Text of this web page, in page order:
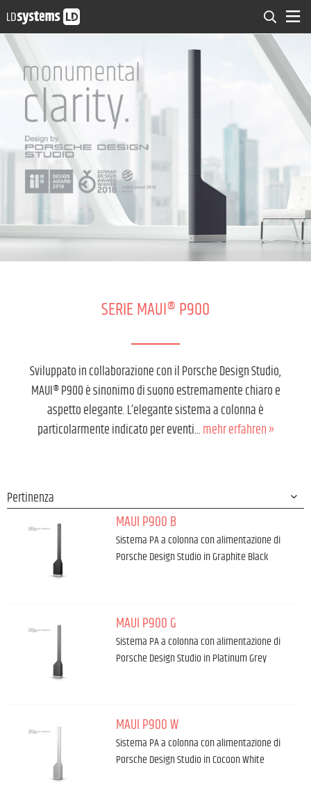
SERIE MAUI® P900
Sviluppato in collaborazione con il Porsche Design Studio,
MAUI® P900 è sinonimo di suono estremamente chiaro e
aspetto elegante. L’elegante sistema a colonna è
particolarmente indicato per eventi...mehr erfahren »
MAUI P900 B
Sistema PA a colonna con alimentazione di
Porsche Design Studio in Graphite Black
MAUI P900 G
Sistema PA a colonna con alimentazione di
Porsche Design Studio in Platinum Grey
MAUI P900 W
Sistema PA a colonna con alimentazione di
Porsche Design Studio in Cocoon White